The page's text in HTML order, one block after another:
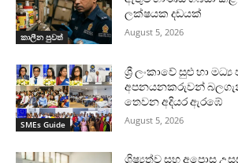
කාලීන පුවත්
ලක්ෂයක දඩයක්
August 5, 2026
SMEs Guide
ශ්‍රී ලංකාවේ සුළු හා
අපනයනකරුවන්
තෙවන අදියර ඇරඹේ
August 5, 2026
ශිෂ්‍යත්ව සහ අපොස